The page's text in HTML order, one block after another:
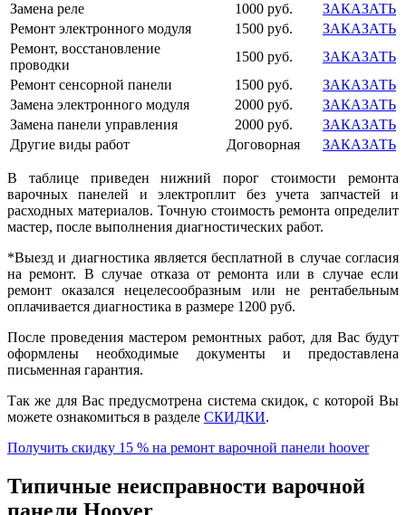
Замена реле
1000 руб.
ЗАКАЗАТЬ
Ремонт электронного модуля
1500 руб.
ЗАКАЗАТЬ
Ремонт, восстановление
проводки
1500 руб.
ЗАКАЗАТЬ
Ремонт сенсорной панели
1500 руб.
ЗАКАЗАТЬ
Замена электронного модуля
2000 руб.
ЗАКАЗАТЬ
Замена панели управления
2000 руб.
ЗАКАЗАТЬ
Другие виды работ
Договорная ЗАКАЗАТЬ
В таблице приведен нижний порог стоимости ремонта
варочных панелей и электроплит без учета запчастей и
расходных материалов. Точную стоимость ремонта определит
мастер, после выполнения диагностических работ.
*Выезд и диагностика является бесплатной в случае согласия
на ремонт. В случае отказа от ремонта или в случае если
ремонт оказался нецелесообразным или не рентабельным
оплачивается диагностика в размере 1200 руб.
После проведения мастером ремонтных работ, для Вас будут
оформлены необходимые документы и предоставлена
письменная гарантия.
Так же для Вас предусмотрена система скидок, с которой Вы
можете ознакомиться в разделе СКИДКИ.
Получить скидку 15 % на ремонт варочной панели hoover
Типичные неисправности варочной